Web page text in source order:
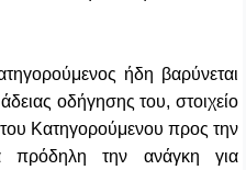
ήδη βαρύνεται
οδήγησης του, στοιχείο
Κατηγορούμενου προς την
πρόδηλη την ανάγκη για